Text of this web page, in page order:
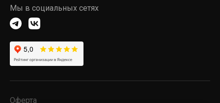
Мы в социальных сетях
Оферта